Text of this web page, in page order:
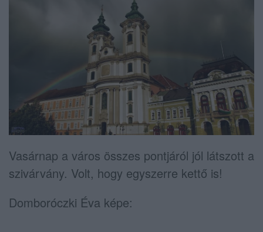
Vasárnap a város összes pontjáról jól látszott a
szivárvány. Volt, hogy egyszerre kettő is!
Domboróczki Éva képe: